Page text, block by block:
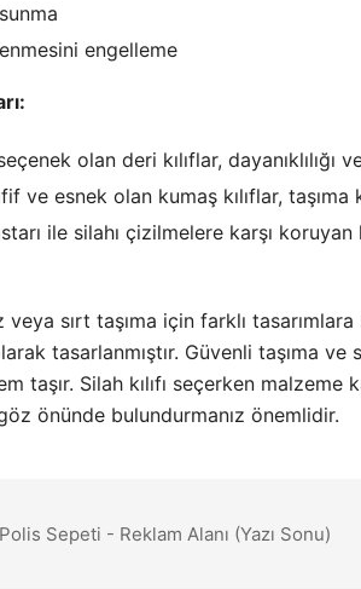
engelleme
olan deri kılıflar, dayanıklılığı
ve esnek olan kumaş kılıflar, taşıma
ile silahı çizilmelere karşı
sırt taşıma için farklı tasarımlara
tasarlanmıştır. Güvenli taşıma ve
taşır. Silah kılıfı seçerken
önünde bulundurmanız önemlidir.
Polis Sepeti - Reklam Alanı (Yazı Sonu)